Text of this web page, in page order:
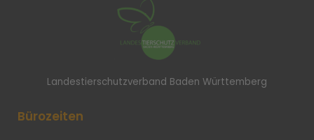
Landestierschutzverband Baden Württemberg
Bürozeiten